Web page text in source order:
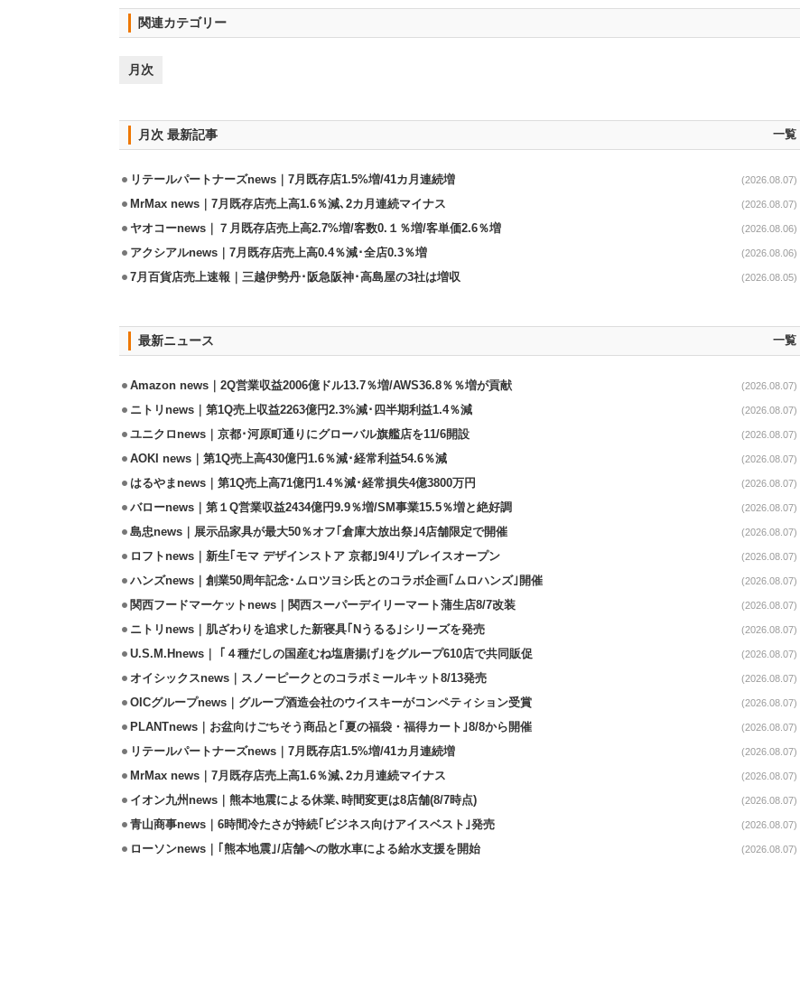
関連カテゴリー
月次
月次 最新記事 一覧
リテールパートナーズnews｜7月既存店1.5%増/41カ月連続増 (2026.08.07)
MrMax news｜7月既存店売上高1.6％減､2カ月連続マイナス (2026.08.07)
ヤオコーnews｜７月既存店売上高2.7%増/客数0.１％増/客単価2.6％増 (2026.08.06)
アクシアルnews｜7月既存店売上高0.4％減･全店0.3％増 (2026.08.06)
7月百貨店売上速報｜三越伊勢丹･阪急阪神･高島屋の3社は増収 (2026.08.05)
最新ニュース 一覧
Amazon news｜2Q営業収益2006億ドル13.7％増/AWS36.8％％増が貢献 (2026.08.07)
ニトリnews｜第1Q売上収益2263億円2.3%減･四半期利益1.4％減 (2026.08.07)
ユニクロnews｜京都･河原町通りにグローバル旗艦店を11/6開設 (2026.08.07)
AOKI news｜第1Q売上高430億円1.6％減･経常利益54.6％減 (2026.08.07)
はるやまnews｜第1Q売上高71億円1.4％減･経常損失4億3800万円 (2026.08.07)
バローnews｜第１Q営業収益2434億円9.9％増/SM事業15.5％増と絶好調 (2026.08.07)
島忠news｜展示品家具が最大50％オフ｢倉庫大放出祭｣4店舗限定で開催 (2026.08.07)
ロフトnews｜新生｢モマ デザインストア 京都｣9/4リプレイスオープン (2026.08.07)
ハンズnews｜創業50周年記念･ムロツヨシ氏とのコラボ企画｢ムロハンズ｣開催 (2026.08.07)
関西フードマーケットnews｜関西スーパーデイリーマート蒲生店8/7改装 (2026.08.07)
ニトリnews｜肌ざわりを追求した新寝具｢Nうるる｣シリーズを発売 (2026.08.07)
U.S.M.Hnews｜ ｢４種だしの国産むね塩唐揚げ｣をグループ610店で共同販促 (2026.08.07)
オイシックスnews｜スノーピークとのコラボミールキット8/13発売 (2026.08.07)
OICグループnews｜グループ酒造会社のウイスキーがコンペティション受賞 (2026.08.07)
PLANTnews｜お盆向けごちそう商品と｢夏の福袋・福得カート｣8/8から開催 (2026.08.07)
リテールパートナーズnews｜7月既存店1.5%増/41カ月連続増 (2026.08.07)
MrMax news｜7月既存店売上高1.6％減､2カ月連続マイナス (2026.08.07)
イオン九州news｜熊本地震による休業､時間変更は8店舗(8/7時点) (2026.08.07)
青山商事news｜6時間冷たさが持続｢ビジネス向けアイスベスト｣発売 (2026.08.07)
ローソンnews｜｢熊本地震｣/店舗への散水車による給水支援を開始 (2026.08.07)